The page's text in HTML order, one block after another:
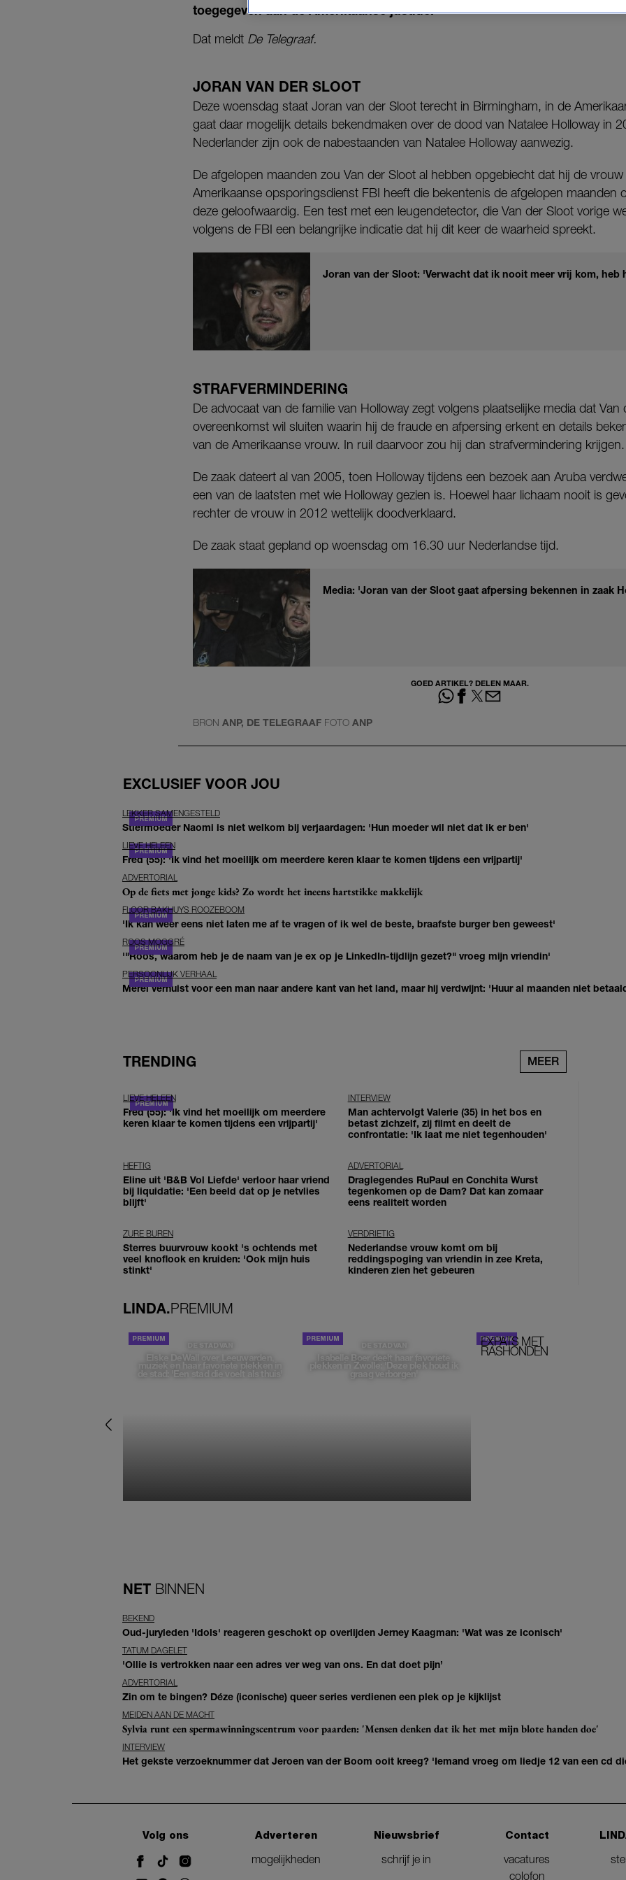
toegegeven aan de Amerikaanse justitie.
Dat meldt De Telegraaf.
JORAN VAN DER SLOOT
Deze woensdag staat Joran van der Sloot terecht in Birmingham, in de
gaat daar mogelijk details bekendmaken over de dood van Natalee Holloway in
Nederlander zijn ook de nabestaanden van Natalee Holloway aanwezig.
De afgelopen maanden zou Van der Sloot al hebben opgebiecht dat hij de
Amerikaanse opsporingsdienst FBI heeft die bekentenis de afgelopen maanden
deze geloofwaardig. Een test met een leugendetector, die Van der Sloot vorige
volgens de FBI een belangrijke indicatie dat hij dit keer de waarheid spreekt.
Joran van der Sloot: 'Verwacht dat ik nooit meer vrij kom, heb
STRAFVERMINDERING
De advocaat van de familie van Holloway zegt volgens plaatselijke media dat
overeenkomst wil sluiten waarin hij de fraude en afpersing erkent en details
van de Amerikaanse vrouw. In ruil daarvoor zou hij dan strafvermindering krijgen.
De zaak dateert al van 2005, toen Holloway tijdens een bezoek aan Aruba
een van de laatsten met wie Holloway gezien is. Hoewel haar lichaam nooit is
rechter de vrouw in 2012 wettelijk doodverklaard.
De zaak staat gepland op woensdag om 16.30 uur Nederlandse tijd.
Media: 'Joran van der Sloot gaat afpersing bekennen in zaak
GOED ARTIKEL? DELEN MAAR.
BRON ANP, DE TELEGRAAF FOTO ANP
EXCLUSIEF VOOR JOU
LEKKER SAMENGESTELD
Stiefmoeder Naomi is niet welkom bij verjaardagen: 'Hun moeder wil niet dat ik er ben'
LIEVE HELEEN
Fred (55): 'Ik vind het moeilijk om meerdere keren klaar te komen tijdens een vrijpartij'
ADVERTORIAL
Op de fiets met jonge kids? Zo wordt het ineens hartstikke makkelijk
FLOOR BAKHUYS ROOZEBOOM
'Ik kan weer eens niet laten me af te vragen of ik wel de beste, braafste burger ben geweest'
ROOS MOGGRÉ
'"Roos, waarom heb je de naam van je ex op je LinkedIn-tijdlijn gezet?" vroeg mijn vriendin'
PERSOONLIJK VERHAAL
Merel verhuist voor een man naar andere kant van het land, maar hij verdwijnt: 'Huur al maanden niet
TRENDING MEER
LIEVE HELEEN
Fred (55): 'Ik vind het moeilijk om meerdere
keren klaar te komen tijdens een vrijpartij'
INTERVIEW
Man achtervolgt Valerie (35) in het bos en
betast zichzelf, zij filmt en deelt de
confrontatie: 'Ik laat me niet tegenhouden'
HEFTIG
Eline uit 'B&B Vol Liefde' verloor haar vriend
bij liquidatie: 'Een beeld dat op je netvlies
blijft'
ADVERTORIAL
Draglegendes RuPaul en Conchita Wurst
tegenkomen op de Dam? Dat kan zomaar
eens realiteit worden
ZURE BUREN
Sterres buurvrouw kookt 's ochtends met
veel knoflook en kruiden: 'Ook mijn huis
stinkt'
VERDRIETIG
Nederlandse vrouw komt om bij
reddingspoging van vriendin in zee Kreta,
kinderen zien het gebeuren
LINDA.PREMIUM
DE STAD VAN
Elske DeWall over Leeuwarden,
muziek en haar favoriete plekken in
de stad: 'Een stad die voelt als thuis'
DE STAD VAN
Isabelle Boer deelt haar favoriete
plekken in Zwolle: 'Deze plek houd ik
graag verborgen'
EXPATS MET
RASHONDEN
NET BINNEN
BEKEND
Oud-juryleden 'Idols' reageren geschokt op overlijden Jerney Kaagman: 'Wat was ze iconisch'
TATUM DAGELET
'Ollie is vertrokken naar een adres ver weg van ons. En dat doet pijn’
ADVERTORIAL
Zin om te bingen? Déze (iconische) queer series verdienen een plek op je kijklijst
MEIDEN AAN DE MACHT
Sylvia runt een spermawinningscentrum voor paarden: 'Mensen denken dat ik het met mijn blote handen doe'
INTERVIEW
Het gekste verzoeknummer dat Jeroen van der Boom ooit kreeg? 'Iemand vroeg om liedje 12 van een cd
Volg ons
Adverteren
mogelijkheden
Nieuwsbrief
schrijf je in
Contact
vacatures
colofon